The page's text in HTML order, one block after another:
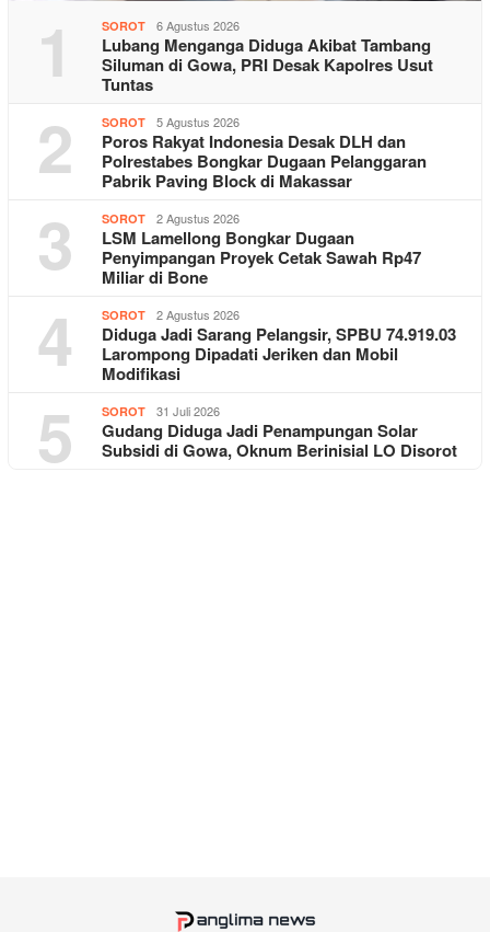
1 SOROT 6 Agustus 2026
Lubang Menganga Diduga Akibat Tambang
Siluman di Gowa, PRI Desak Kapolres Usut
Tuntas
2 SOROT 5 Agustus 2026
Poros Rakyat Indonesia Desak DLH dan
Polrestabes Bongkar Dugaan Pelanggaran
Pabrik Paving Block di Makassar
3 SOROT 2 Agustus 2026
LSM Lamellong Bongkar Dugaan
Penyimpangan Proyek Cetak Sawah Rp47
Miliar di Bone
4 SOROT 2 Agustus 2026
Diduga Jadi Sarang Pelangsir, SPBU 74.919.03
Larompong Dipadati Jeriken dan Mobil
Modifikasi
5 SOROT 31 Juli 2026
Gudang Diduga Jadi Penampungan Solar
Subsidi di Gowa, Oknum Berinisial LO Disorot